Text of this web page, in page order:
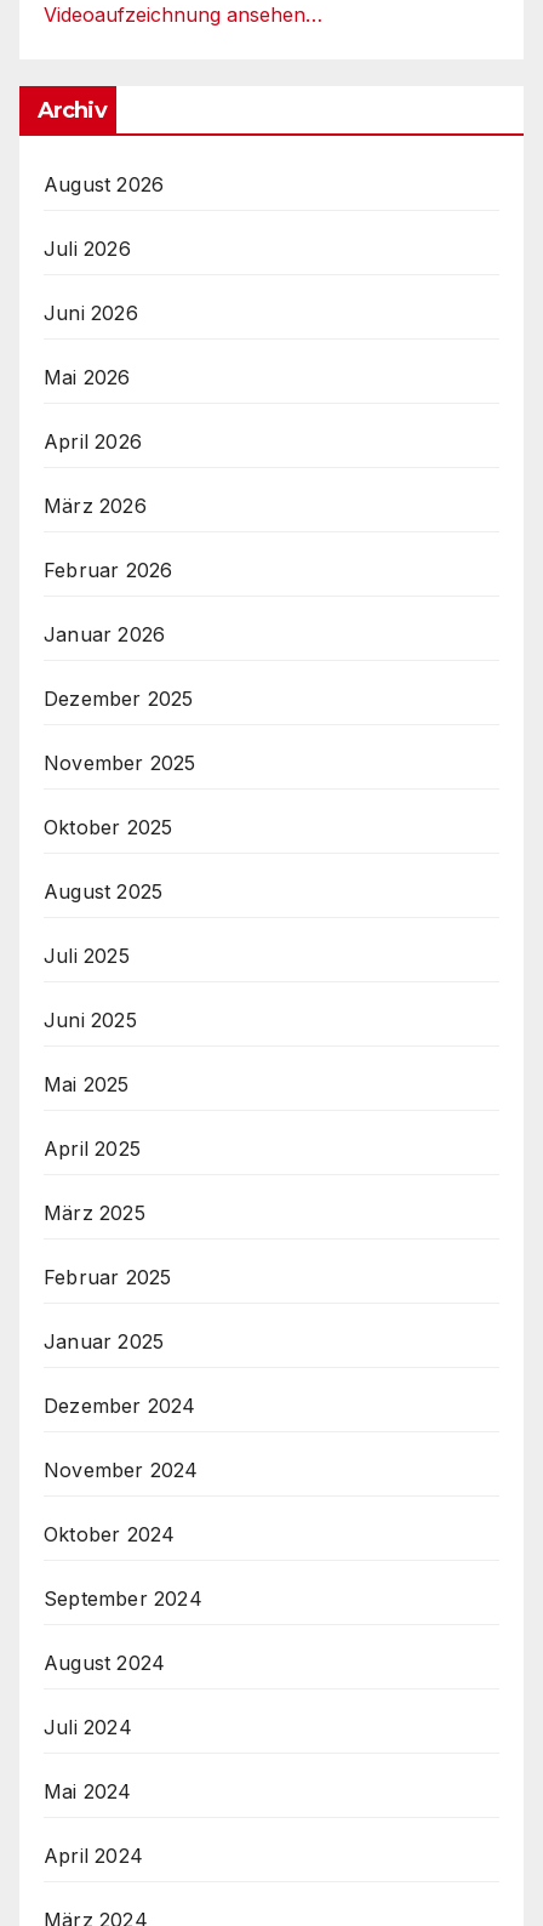
Videoaufzeichnung ansehen…
Archiv
August 2026
Juli 2026
Juni 2026
Mai 2026
April 2026
März 2026
Februar 2026
Januar 2026
Dezember 2025
November 2025
Oktober 2025
August 2025
Juli 2025
Juni 2025
Mai 2025
April 2025
März 2025
Februar 2025
Januar 2025
Dezember 2024
November 2024
Oktober 2024
September 2024
August 2024
Juli 2024
Mai 2024
April 2024
März 2024